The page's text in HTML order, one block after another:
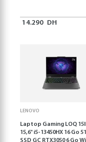
14.290 DH
LENOVO
Laptop Gaming LOQ
15,6'' i5-13450HX 16 Go
SSD GC RTX3050 6 Go